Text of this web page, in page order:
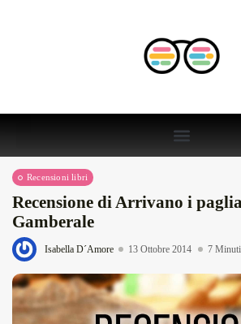
Recensioni libri
Recensione di Arrivano i
Gamberale
Isabella D´Amore 13 Ottobre 2014 7 Minuti